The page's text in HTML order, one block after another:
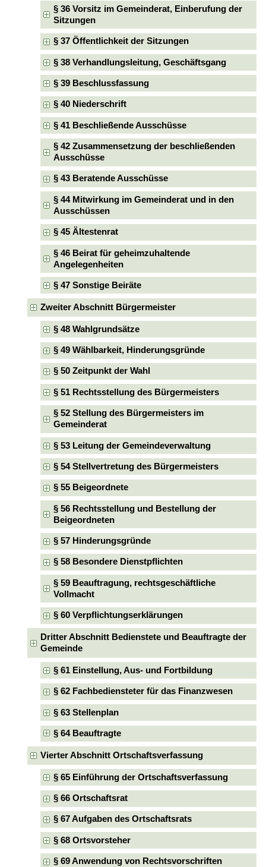
§ 36 Vorsitz im Gemeinderat, Einberufung der
Sitzungen
§ 37 Öffentlichkeit der Sitzungen
§ 38 Verhandlungsleitung, Geschäftsgang
§ 39 Beschlussfassung
§ 40 Niederschrift
§ 41 Beschließende Ausschüsse
§ 42 Zusammensetzung der beschließenden
Ausschüsse
§ 43 Beratende Ausschüsse
§ 44 Mitwirkung im Gemeinderat und in den
Ausschüssen
§ 45 Ältestenrat
§ 46 Beirat für geheimzuhaltende
Angelegenheiten
§ 47 Sonstige Beiräte
Zweiter Abschnitt Bürgermeister
§ 48 Wahlgrundsätze
§ 49 Wählbarkeit, Hinderungsgründe
§ 50 Zeitpunkt der Wahl
§ 51 Rechtsstellung des Bürgermeisters
§ 52 Stellung des Bürgermeisters im
Gemeinderat
§ 53 Leitung der Gemeindeverwaltung
§ 54 Stellvertretung des Bürgermeisters
§ 55 Beigeordnete
§ 56 Rechtsstellung und Bestellung der
Beigeordneten
§ 57 Hinderungsgründe
§ 58 Besondere Dienstpflichten
§ 59 Beauftragung, rechtsgeschäftliche
Vollmacht
§ 60 Verpflichtungserklärungen
Dritter Abschnitt Bedienstete und Beauftragte der
Gemeinde
§ 61 Einstellung, Aus- und Fortbildung
§ 62 Fachbediensteter für das Finanzwesen
§ 63 Stellenplan
§ 64 Beauftragte
Vierter Abschnitt Ortschaftsverfassung
§ 65 Einführung der Ortschaftsverfassung
§ 66 Ortschaftsrat
§ 67 Aufgaben des Ortschaftsrats
§ 68 Ortsvorsteher
§ 69 Anwendung von Rechtsvorschriften